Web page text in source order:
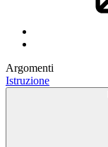
Argomenti
Istruzione